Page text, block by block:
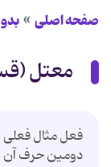
صفحه اصلی
معتل
فعل مثال
دومین حرف آن